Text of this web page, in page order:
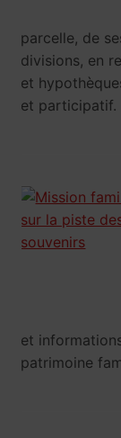
parcelle, de
divisions, en
et
et participatif.
et
patrimoine